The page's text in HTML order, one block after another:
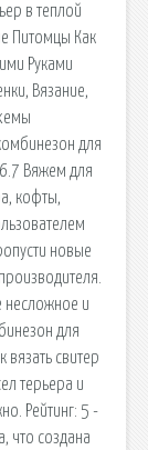
в теплой
Питомцы Как
Руками
Вязание,
для
Вяжем для
кофты,
новые
несложное и
для
свитер
терьера и
Рейтинг: 5 -
что создана